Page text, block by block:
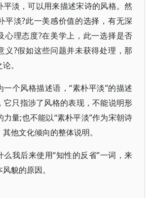
平淡，可以用来描述宋诗的风格。然
平淡?此一美感价值的选择，有无深
心理态度?在美学上，此一选择是否
义?假如这些问题并未获得处理，那
。
一个风格描述语，“素朴平淡”的描述
它只指涉了风格的表现，不能说明形
力量;也不能以“素朴平淡”作为宋朝诗
他文化倾向的整体说明。
么我后来使用“知性的反省”一词，来
貌的原因。